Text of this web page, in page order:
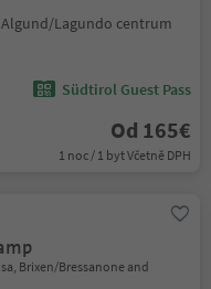
Lagundo centrum
Südtirol Guest Pass
Od 165€
1 noc / 1 byt Včetně DPH
Brixen/Bressanone and